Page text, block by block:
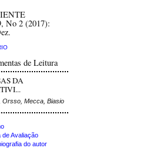
No 2 (2017):
de Leitura
DA
Orsso, Mecca, Biasio
de Avaliação
do autor